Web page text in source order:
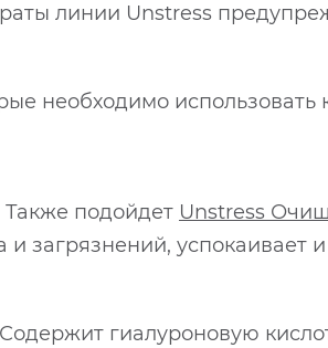
линии Unstress
необходимо
подойдет Unstress
загрязнений, успокаивает
гиалуроновую